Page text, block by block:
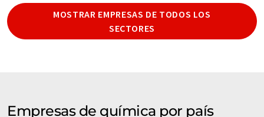
MOSTRAR EMPRESAS DE TODOS LOS
SECTORES
Empresas de química por país